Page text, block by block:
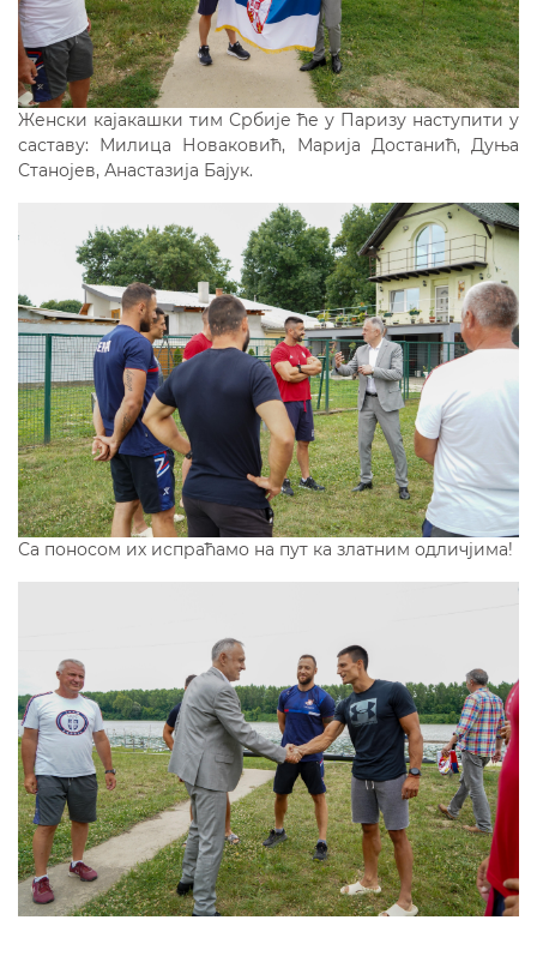
Женски кајакашки тим Србије ће у Паризу наступити у
саставу: Милица Новаковић, Марија Достанић, Дуња
Станојев, Анастазија Бајук.
Са поносом их испраћамо на пут ка златним одличјима!